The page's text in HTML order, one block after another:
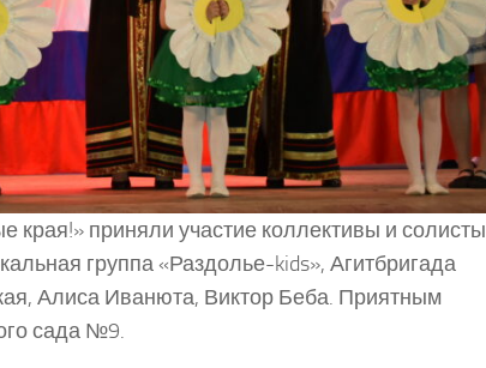
края!» приняли участие коллективы и солисты
группа «Раздолье-kids», Агитбригада
Алиса Иванюта, Виктор Беба. Приятным
сада №9.